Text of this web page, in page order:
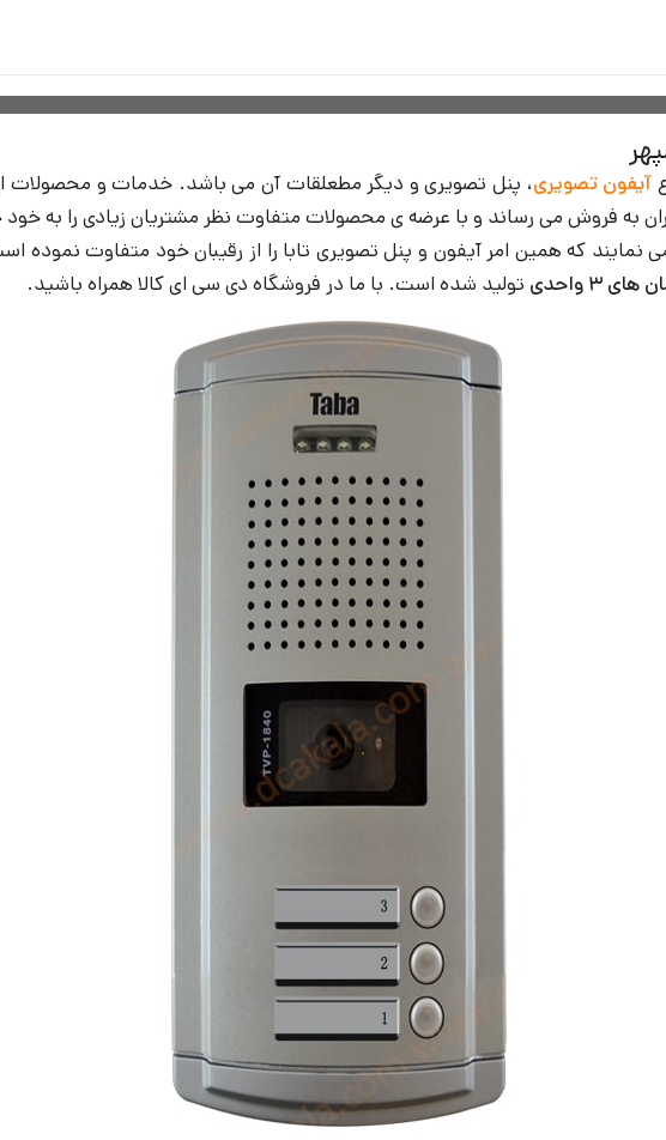
آیفون تصویری، پنل تصویری و دیگر مطعلقات آن می باشد. خدمات و
به فروش می رساند و با عرضه ی محصولات متفاوت نظر مشتریان زیادی را به
3 واحدی تولید شده است. با ما در فروشگاه دی سی ای کالا همراه باشید.